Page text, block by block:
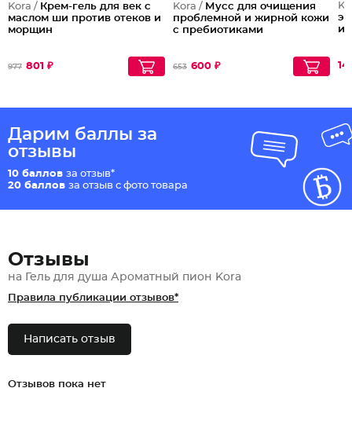
Kora / Крем-гель для век с
маслом ши против отеков и
морщин
977 801 ₽
Kora / Мусс для очищения
проблемной и жирной кожи
с пребиотиками
653 600 ₽
и
Дарим баллы за
отзывы
10 баллов за отзыв*
20 баллов за отзыв с фото товара
Отзывы
на Гель для душа Ароматный пион Kora
Правила публикации отзывов*
Написать отзыв
Отзывов пока нет